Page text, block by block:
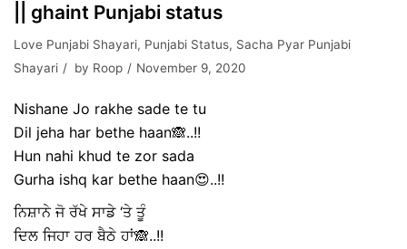
|| ghaint Punjabi status
Love Punjabi Shayari, Punjabi Status, Sacha Pyar Punjabi
Shayari
by Roop November 9, 2020
Nishane Jo rakhe sade te tu
Dil jeha har bethe haan🙈..!!
Hun nahi khud te zor sada
Gurha ishq kar bethe haan😍..!!
ਨਿਸ਼ਾਨੇ ਜੋ ਰੱਖੇ ਸਾਡੇ ‘ਤੇ ਤੂੰ
ਦਿਲ ਜਿਹਾ ਹਰ ਬੈਠੇ ਹਾਂ🙈..!!